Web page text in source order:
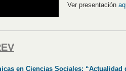
Ver presentación
en Ciencias Sociales: